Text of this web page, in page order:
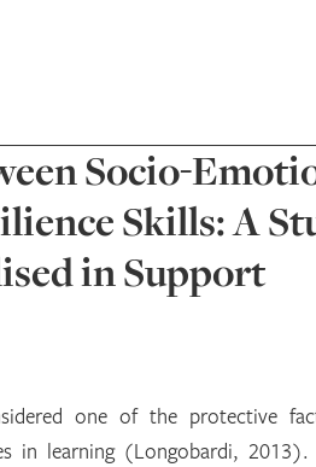
Socio-
Skills: A
in Support
one of the protective
in learning (Longobardi,